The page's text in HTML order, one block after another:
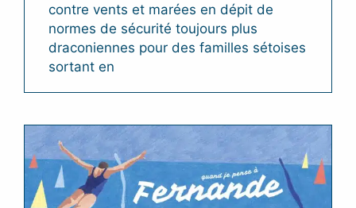
contre vents et marées en dépit de
normes de sécurité toujours plus
draconiennes pour des familles sétoises
sortant en